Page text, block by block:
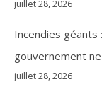
juillet 28, 2026
Incendies géants
gouvernement
juillet 28, 2026